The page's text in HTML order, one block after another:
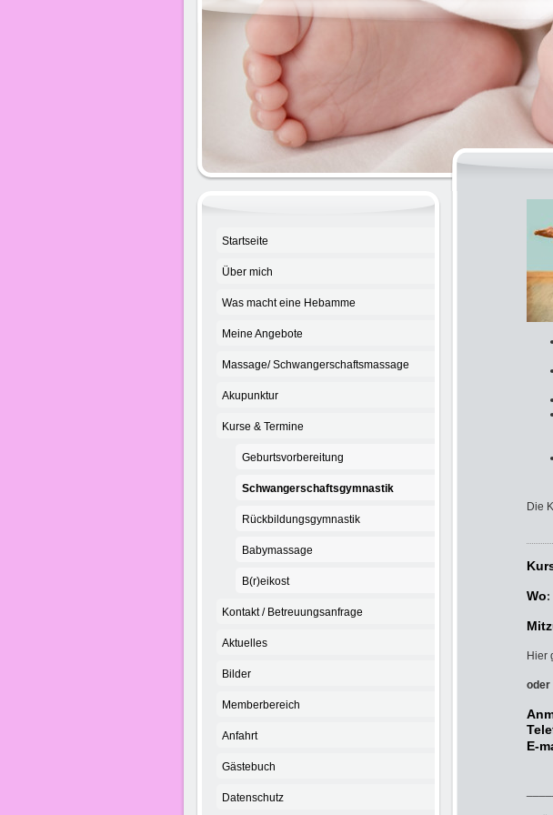
Die
Wo:
Hier
oder
E-
Startseite
Über mich
Was macht eine Hebamme
Meine Angebote
Massage/ Schwangerschaftsmassage
Akupunktur
Kurse & Termine
Geburtsvorbereitung
Schwangerschaftsgymnastik
Rückbildungsgymnastik
Babymassage
B(r)eikost
Kontakt / Betreuungsanfrage
Aktuelles
Bilder
Memberbereich
Anfahrt
Gästebuch
Datenschutz